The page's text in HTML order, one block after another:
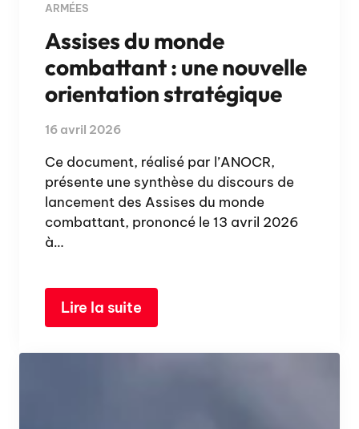
ARMÉES
Assises du monde
combattant : une nouvelle
orientation stratégique
16 avril 2026
Ce document, réalisé par l’ANOCR,
présente une synthèse du discours de
lancement des Assises du monde
combattant, prononcé le 13 avril 2026
à…
Lire la suite